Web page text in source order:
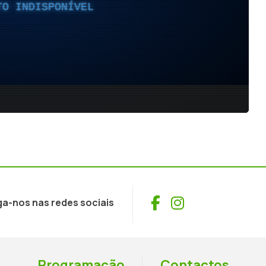
nos nas redes sociais Facebook
Instagram